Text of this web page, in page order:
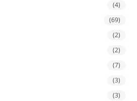
(4)
(69)
(2)
(2)
(7)
(3)
(3)